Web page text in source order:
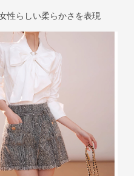
性らしい柔らかさを表現